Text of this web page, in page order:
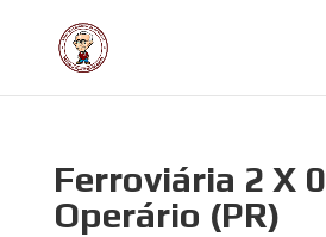
Ferroviária 2 X 0
Operário (PR)